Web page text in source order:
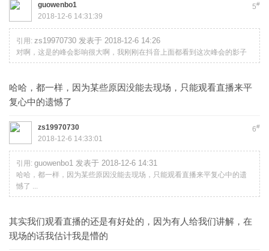
5#
guowenbo1
2018-12-6 14:31:39
引用: zs19970730 发表于 2018-12-6 14:26
对啊，这是的峰会影响很大啊，我刚刚在抖音上面都看到这次峰会的影子
哈哈，都一样，因为某些原因没能去现场，只能观看直播来平
复心中的遗憾了
6#
zs19970730
2018-12-6 14:33:01
引用: guowenbo1 发表于 2018-12-6 14:31
哈哈，都一样，因为某些原因没能去现场，只能观看直播来平复心中的遗
憾了 ...
其实我们观看直播的还是有好处的，因为有人给我们讲解，在
现场的话我估计我是懵的